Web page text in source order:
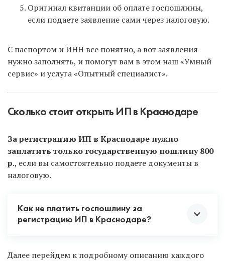
Оригинал квитанции об оплате госпошлины,
если подаете заявление сами через налоговую.
С паспортом и ИНН все понятно, а вот заявления
нужно заполнять, и помогут вам в этом наш «Умный
сервис» и услуга «Опытный специалист».
Сколько стоит открыть ИП в Краснодаре
За регистрацию ИП в Краснодаре нужно
заплатить только государственную пошлину 800
р., если вы самостоятельно подаете документы в
налоговую.
Как не платить госпошлину за
регистрацию ИП в Краснодаре?
Есть только 2 законных способа:
Далее перейдем к подробному описанию каждого